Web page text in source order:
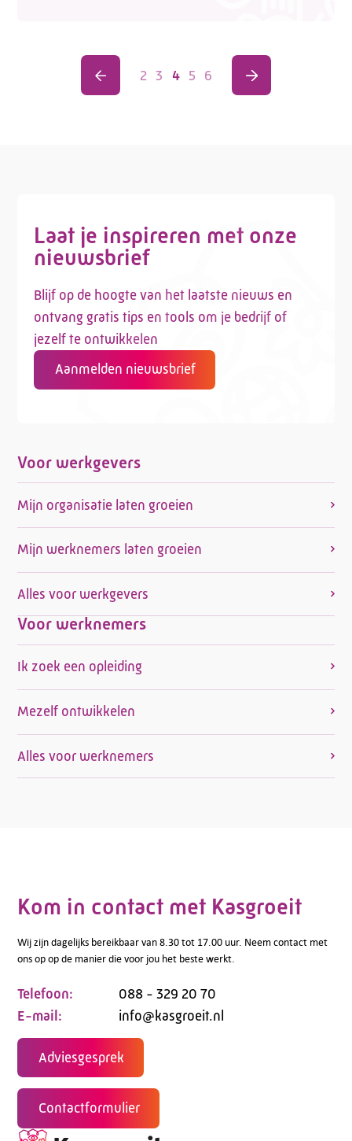
2 3 4 5 6
Laat je inspireren met onze
nieuwsbrief
Blijf op de hoogte van het laatste nieuws en
ontvang gratis tips en tools om je bedrijf of
jezelf te ontwikkelen
Aanmelden nieuwsbrief
Voor werkgevers
Mijn organisatie laten groeien
Mijn werknemers laten groeien
Alles voor werkgevers
Voor werknemers
Ik zoek een opleiding
Mezelf ontwikkelen
Alles voor werknemers
Kom in contact met Kasgroeit
Wij zijn dagelijks bereikbaar van 8.30 tot 17.00 uur. Neem contact met
ons op op de manier die voor jou het beste werkt.
Telefoon:
088 - 329 20 70
E-mail:
info@kasgroeit.nl
Adviesgesprek
Contactformulier